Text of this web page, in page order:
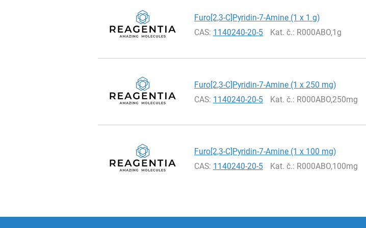
Furo[2,3-C]Pyridin-7-Amine (1 x 1 g)
CAS: 1140240-20-5 Kat. č.: R000ABO,1g
Furo[2,3-C]Pyridin-7-Amine (1 x 250 mg)
CAS: 1140240-20-5 Kat. č.: R000ABO,250mg
Furo[2,3-C]Pyridin-7-Amine (1 x 100 mg)
CAS: 1140240-20-5 Kat. č.: R000ABO,100mg